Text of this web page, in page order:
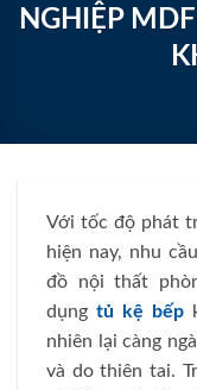
NGHIỆP
Với tốc độ phát
hiện nay, nhu
đồ nội thất
dụng tủ kệ bếp
nhiên lại càng
và do thiên tai.